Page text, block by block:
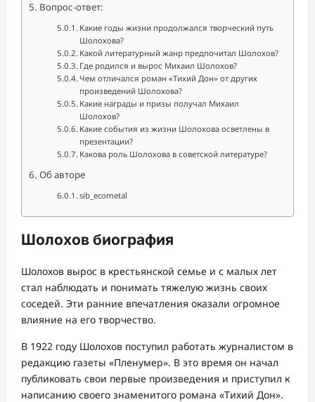
Вопрос-ответ:
Какие годы жизни продолжался творческий путь
Шолохова?
Какой литературный жанр предпочитал Шолохов?
Где родился и вырос Михаил Шолохов?
Чем отличался роман «Тихий Дон» от других
произведений Шолохова?
Какие награды и призы получал Михаил
Шолохов?
Какие события из жизни Шолохова осветлены в
презентации?
Какова роль Шолохова в советской литературе?
Об авторе
sib_ecometal
Шолохов биография
Шолохов вырос в крестьянской семье и с малых лет
стал наблюдать и понимать тяжелую жизнь своих
соседей. Эти ранние впечатления оказали огромное
влияние на его творчество.
В 1922 году Шолохов поступил работать журналистом в
редакцию газеты «Пленумер». В это время он начал
публиковать свои первые произведения и приступил к
написанию своего знаменитого романа «Тихий Дон».